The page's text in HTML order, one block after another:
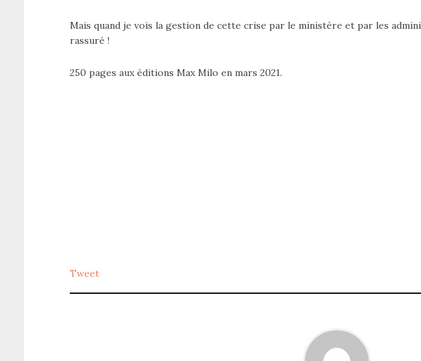
Mais quand je vois la gestion de cette crise par le ministère et par les
rassuré !
250 pages aux éditions Max Milo en mars 2021.
Tweet